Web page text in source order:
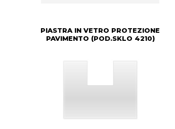
PIASTRA IN VETRO PROTEZIONE
PAVIMENTO (POD.SKLO 4210)